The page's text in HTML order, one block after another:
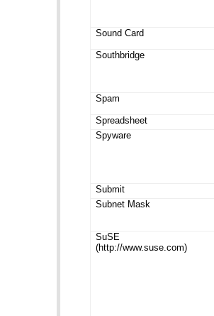
Sound Card
Southbridge
Spam
Spreadsheet
Spyware
Submit
Subnet Mask
SuSE
(http://www.suse.com)